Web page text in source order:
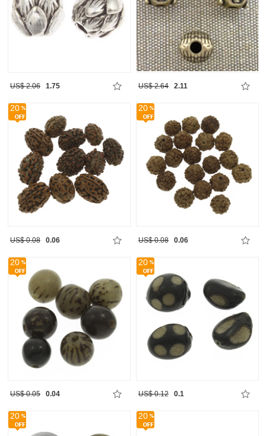
US$ 2.06 1.75 US$ 2.64 2.11
20
US$ 0.08 0.06
20
US$ 0.08 0.06
20
US$ 0.05 0.04
20
US$ 0.12 0.1
20 20